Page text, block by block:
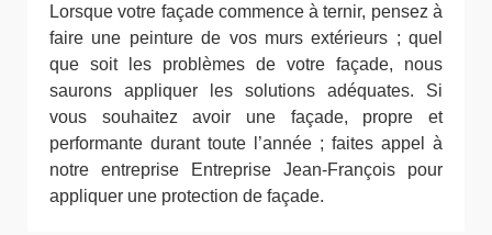
Lorsque votre façade commence à ternir, pensez à
faire une peinture de vos murs extérieurs ; quel
que soit les problèmes de votre façade, nous
saurons appliquer les solutions adéquates. Si
vous souhaitez avoir une façade, propre et
performante durant toute l’année ; faites appel à
notre entreprise Entreprise Jean-François pour
appliquer une protection de façade.